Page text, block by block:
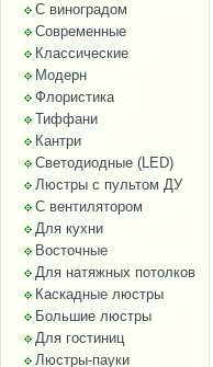
С виноградом
Современные
Классические
Модерн
Флористика
Тиффани
Кантри
Светодиодные (LED)
Люстры с пультом ДУ
С вентилятором
Для кухни
Восточные
Для натяжных потолков
Каскадные люстры
Большие люстры
Для гостиниц
Люстры-пауки